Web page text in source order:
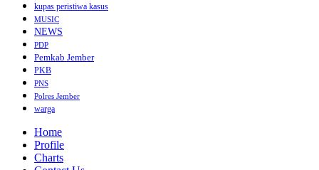
kupas peristiwa kasus
MUSIC
NEWS
PDP
Pemkab Jember
PKB
PNS
Polres Jember
warga
Home
Profile
Charts